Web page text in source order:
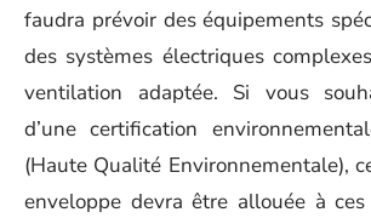
faudra prévoir des équipements
des systèmes électriques
ventilation adaptée. Si vous
d’une certification
(Haute Qualité Environnementale),
enveloppe devra être allouée à